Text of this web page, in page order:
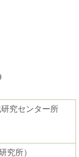
究センター所
究所）